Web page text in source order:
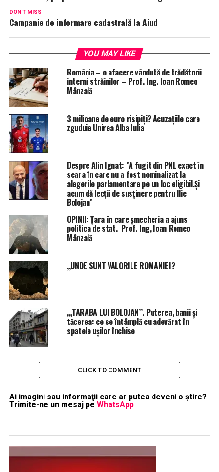
DON'T MISS
Campanie de informare cadastrală la Aiud
YOU MAY LIKE
România – o afacere vândută de trădătorii
interni străinilor – Prof. Ing. Ioan Romeo
Mânzală
3 milioane de euro risipiți? Acuzațiile care
zguduie Unirea Alba Iulia
Despre Alin Ignat: ”A fugit din PNL exact în
seara în care nu a fost nominalizat la
alegerile parlamentare pe un loc eligibil.Și
acum dă lecții de susținere pentru Ilie
Bolojan”
OPINII: Țara în care șmecheria a ajuns
politica de stat. Prof. Ing, Ioan Romeo
Mânzală
,,UNDE SUNT VALORILE ROMANIEI?
,,,TARABA LUI BOLOJAN’’. Puterea, banii și
tăcerea: ce se întâmplă cu adevărat în
spatele ușilor închise
CLICK TO COMMENT
Ai imagini sau informaţii care ar putea deveni o ştire?
Trimite-ne un mesaj pe WhatsApp